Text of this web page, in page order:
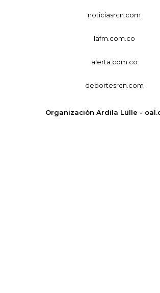
noticiasrcn.com
lafm.com.co
alerta.com.co
deportesrcn.com
Organización Ardila Lülle -